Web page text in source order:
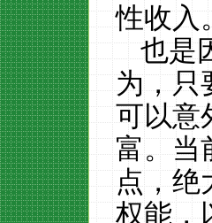
性收入
也是
为，只
可以意
富。当
点，绝
权能，